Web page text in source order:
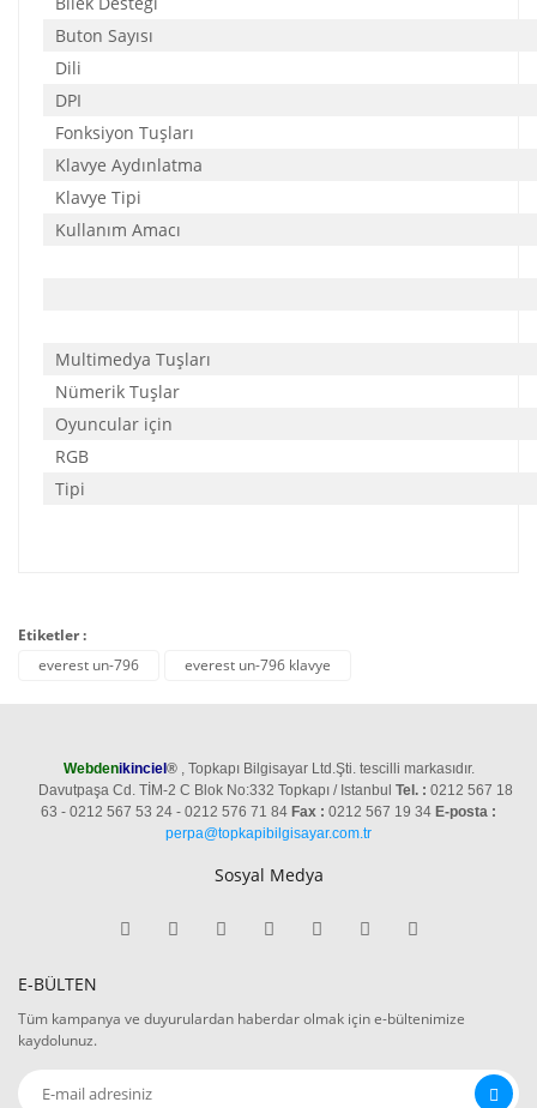
Buton Sayısı
Dili
DPI
Fonksiyon Tuşları
Klavye Aydınlatma
Klavye Tipi
Kullanım Amacı
Multimedya Tuşları
Nümerik Tuşlar
Oyuncular için
RGB
Tipi
Etiketler :
everest un-796
everest un-796 klavye
Webdenikinciel ®, Topkapı Bilgisayar Ltd.Şti. tescilli markasıdır.
Davutpaşa Cd. TİM-2 C Blok No:332 Topkapı / Istanbul Tel. : 0212 567 18
63 - 0212 567 53 24 - 0212 576 71 84 Fax : 0212 567 19 34 E-posta :
perpa@topkapibilgisayar.com.tr
Sosyal Medya
E-BÜLTEN
Tüm kampanya ve duyurulardan haberdar olmak için e-bültenimize
kaydolunuz.